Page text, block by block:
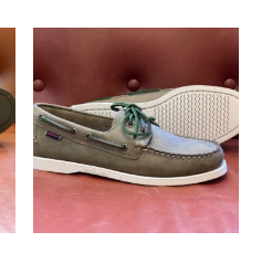
meerdere
variaties.
optie
kan
gekozen
worden
productpagina